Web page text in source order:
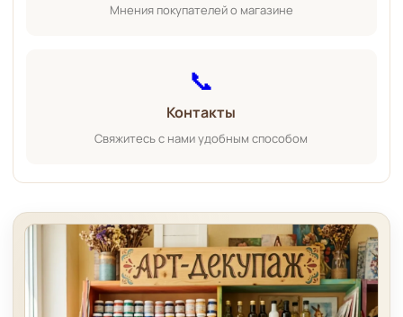
Мнения покупателей о магазине
📞
Контакты
Свяжитесь с нами удобным способом